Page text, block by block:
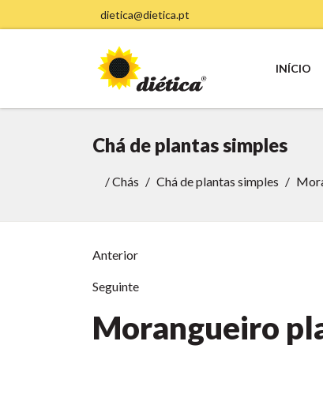
dietica@dietica.pt
INÍCIO
Chá de plantas simples
/Chás Chá de plantas simples
Anterior
Seguinte
Morangueiro